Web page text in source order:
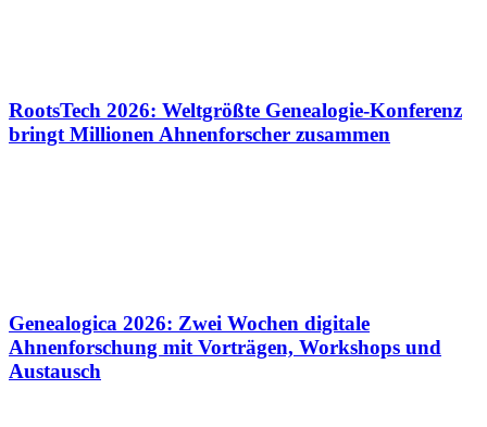
RootsTech 2026: Weltgrößte Genealogie-Konferenz
bringt Millionen Ahnenforscher zusammen
Genealogica 2026: Zwei Wochen digitale
Ahnenforschung mit Vorträgen, Workshops und
Austausch